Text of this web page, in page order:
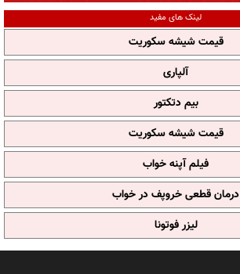
لینک های مفید
قیمت شیشه سکوریت
آلپاری
بیم دتکتور
قیمت شیشه سکوریت
فیلم آپنه خواب
درمان قطعی خروپف در خواب
لیزر فوتونا